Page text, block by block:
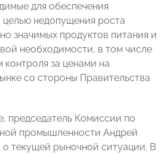
для обеспечения
целью недопущения роста
значимых продуктов питания и
необходимости, в том числе
контроля за ценами на
со стороны Правительства
председатель Комиссии по
промышленности Андрей
о текущей рыночной ситуации. В